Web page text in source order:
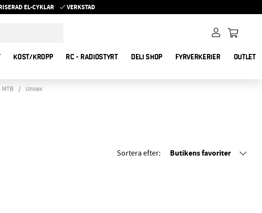
EL-CYKLAR VERKSTAD
KOST/KROPP RC - RADIOSTYRT DELI SHOP FYRVERKERIER
OUTLET
Unisex
Sortera efter: Butikens favoriter